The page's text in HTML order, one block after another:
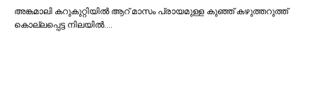
അങ്കമാലി കറുകുറ്റിയില്‍ ആറ് മാസം പ്രായമുള്ള കുഞ്ഞ് കഴുത്തറുത്ത്
കൊല്ലപ്പെട്ട നിലയില്‍.…